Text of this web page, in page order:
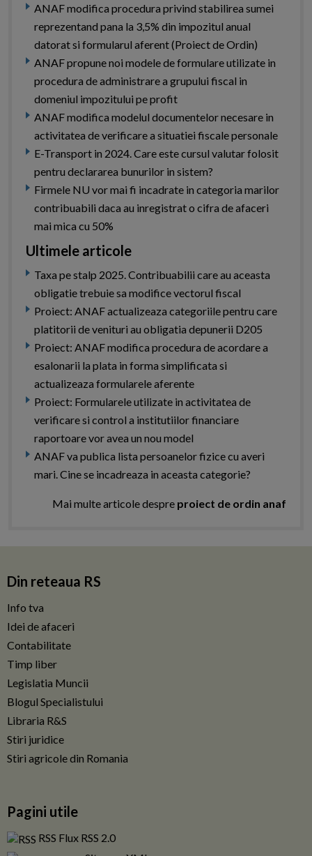
ANAF modifica procedura privind stabilirea sumei
reprezentand pana la 3,5% din impozitul anual
datorat si formularul aferent (Proiect de Ordin)
ANAF propune noi modele de formulare utilizate in
procedura de administrare a grupului fiscal in
domeniul impozitului pe profit
ANAF modifica modelul documentelor necesare in
activitatea de verificare a situatiei fiscale personale
E-Transport in 2024. Care este cursul valutar folosit
pentru declararea bunurilor in sistem?
Firmele NU vor mai fi incadrate in categoria marilor
contribuabili daca au inregistrat o cifra de afaceri
mai mica cu 50%
Ultimele articole
Taxa pe stalp 2025. Contribuabilii care au aceasta
obligatie trebuie sa modifice vectorul fiscal
Proiect: ANAF actualizeaza categoriile pentru care
platitorii de venituri au obligatia depunerii D205
Proiect: ANAF modifica procedura de acordare a
esalonarii la plata in forma simplificata si
actualizeaza formularele aferente
Proiect: Formularele utilizate in activitatea de
verificare si control a institutiilor financiare
raportoare vor avea un nou model
ANAF va publica lista persoanelor fizice cu averi
mari. Cine se incadreaza in aceasta categorie?
Mai multe articole despre proiect de ordin anaf
Din reteaua RS
Info tva
Idei de afaceri
Contabilitate
Timp liber
Legislatia Muncii
Blogul Specialistului
Libraria R&S
Stiri juridice
Stiri agricole din Romania
Pagini utile
RSS Flux RSS 2.0